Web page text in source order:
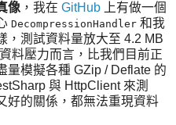
像 ，我在 GitHub 上有做一個
DecompressionHandler 和我
，測試資料量放大至 4.2 MB
料壓力而言，比我們目前正
量模擬各種 GZip / Deflate 的
與 HttpClient 來測
好的關係，都無法重現資料